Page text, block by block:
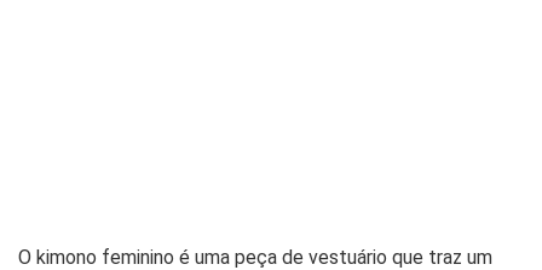
O kimono feminino é uma peça de vestuário que traz um